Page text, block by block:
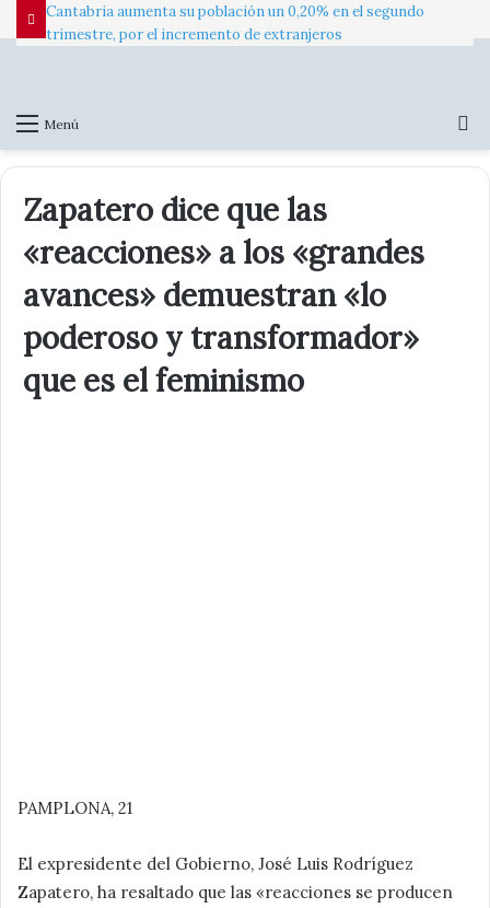
Cantabria aumenta su población un 0,20% en el segundo
trimestre, por el incremento de extranjeros
Menú
Zapatero dice que las
«reacciones» a los «grandes
avances» demuestran «lo
poderoso y transformador»
que es el feminismo
PAMPLONA, 21
El expresidente del Gobierno, José Luis Rodríguez
Zapatero, ha resaltado que las «reacciones se producen